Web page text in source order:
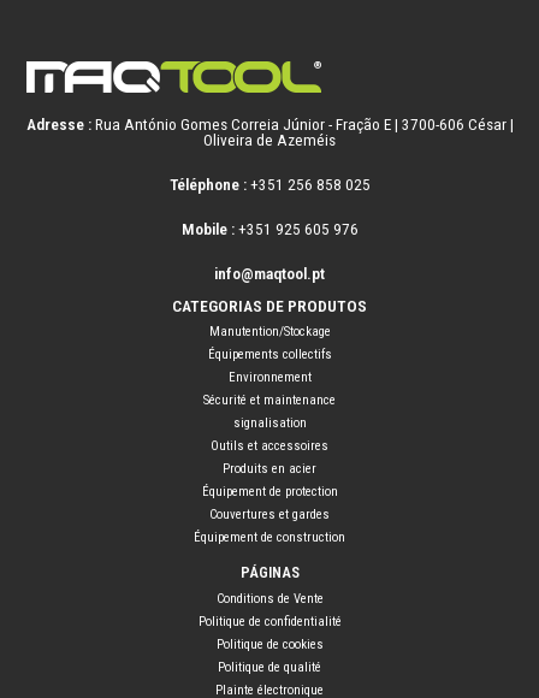
Adresse :Rua António Gomes Correia Júnior - Fração E | 3700-606 César |
Oliveira de Azeméis
Téléphone :+351 256 858 025
Mobile :+351 925 605 976
info@maqtool.pt
CATEGORIAS DE PRODUTOS
Manutention/Stockage
Équipements collectifs
Environnement
Sécurité et maintenance
signalisation
Outils et accessoires
Produits en acier
Équipement de protection
Couvertures et gardes
Équipement de construction
PÁGINAS
Conditions de Vente
Politique de confidentialité
Politique de cookies
Politique de qualité
Plainte électronique